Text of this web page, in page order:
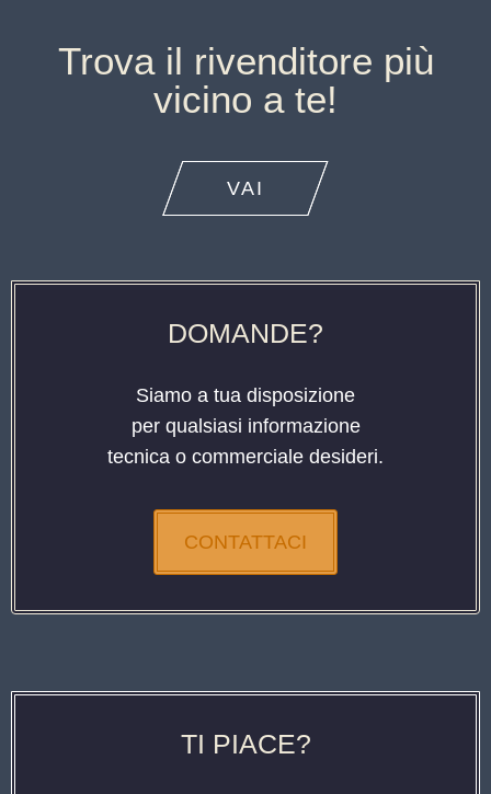
Trova il rivenditore più
vicino a te!
VAI
DOMANDE?
Siamo a tua disposizione
per qualsiasi informazione
tecnica o commerciale desideri.
CONTATTACI
TI PIACE?